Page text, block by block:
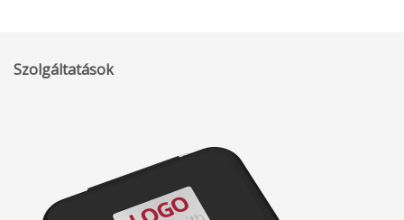
Szolgáltatások